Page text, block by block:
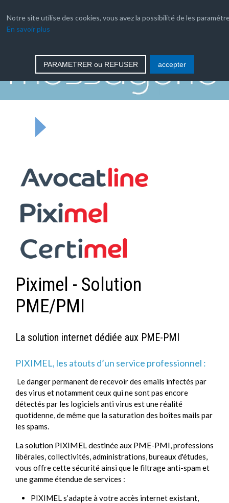
04 66 35 03 08
Piximel - Solution
PME/PMI
La solution internet dédiée aux PME-PMI
PIXIMEL, les atouts d’un service professionnel :
Le danger permanent de recevoir des emails infectés par
des virus et notamment ceux qui ne sont pas encore
détectés par les logiciels anti virus est une réalité
quotidenne, de même que la saturation des boîtes mails par
les spams.
La solution PIXIMEL destinée aux PME-PMI,professions
libérales, collectivités, administrations, bureaux d'études,
vous offre cette sécurité ainsi que le filtrage anti-spam et
une gamme étendue de services :
PIXIMEL s’adapte à votre accès internet existant,
Notre site utilise des cookies, vous avez la possibilité de les
En savoir plus
PARAMETRER ou REFUSER accepter